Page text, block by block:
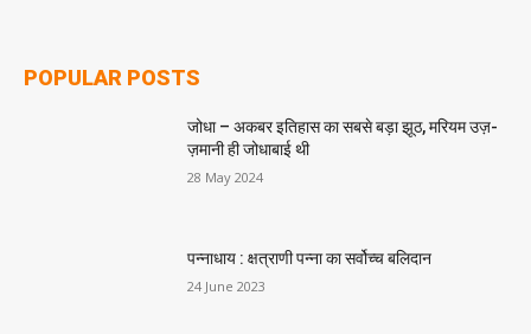
POPULAR POSTS
जोधा – अकबर इतिहास का सबसे बड़ा झूठ, मरियम उज़-
ज़मानी ही जोधाबाई थी
28 May 2024
पन्नाधाय : क्षत्राणी पन्ना का सर्वोच्च बलिदान
24 June 2023